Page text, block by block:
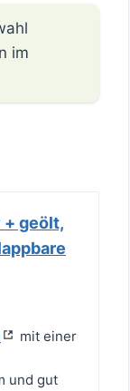
im
+ geölt,
mit einer
und gut